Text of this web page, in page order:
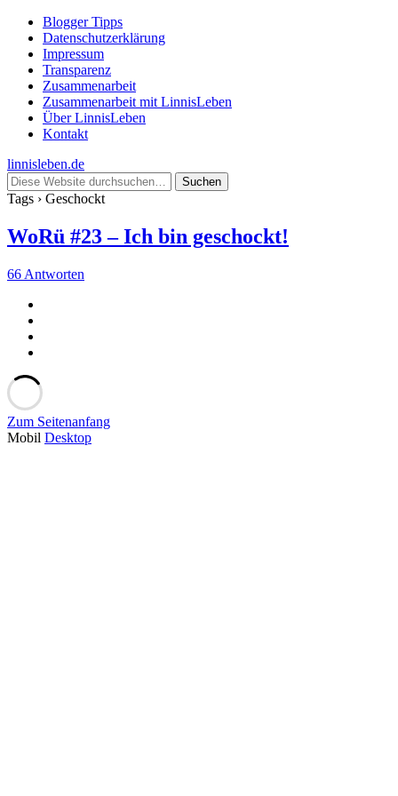
Blogger Tipps
Datenschutzerklärung
Impressum
Transparenz
Zusammenarbeit
Zusammenarbeit mit LinnisLeben
Über LinnisLeben
Kontakt
linnisleben.de
Tags › Geschockt
WoRü #23 – Ich bin geschockt!
66 Antworten
Zum Seitenanfang
Mobil Desktop